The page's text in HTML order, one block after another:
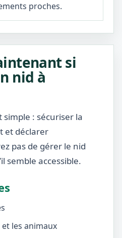
proches.
si
nid à
: sécuriser la
et déclarer
pas de gérer le nid
semble accessible.
les animaux